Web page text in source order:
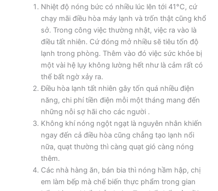
Nhiệt độ nóng bức có nhiều lúc lên tới 41°C, cứ
chạy mãi điều hòa máy lạnh và trốn thật cũng khổ
sở. Trong công việc thường nhật, việc ra vào là
điều tất nhiên. Cứ đóng mở nhiều sẽ tiêu tốn độ
lạnh trong phòng. Thêm vào đó việc sức khỏe bị
một vài hệ lụy không lường hết như là cảm rất có
thể bất ngờ xảy ra.
Điều hòa lạnh tất nhiên gây tốn quá nhiều điện
năng, chi phí tiền điện mỗi một tháng mang đến
những nỗi sợ hãi cho các người .
Không khí nóng ngột ngạt là nguyên nhân khiến
ngay đến cả điều hòa cũng chẳng tạo lạnh nổi
nữa, quạt thường thì càng quạt gió càng nóng
thêm.
Các nhà hàng ăn, bán bia thì nóng hầm hập, chị
em làm bếp mà chế biến thực phẩm trong gian